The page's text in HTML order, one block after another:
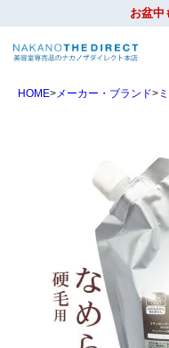
お盆中
HOME メーカー・ブランド